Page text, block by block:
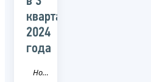
квартале
2024
года
Новость